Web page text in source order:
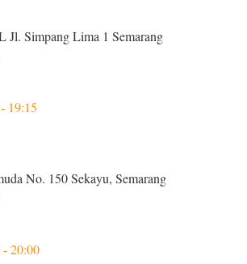
Simpang Lima 1 Semarang
19:15
No. 150 Sekayu, Semarang
20:00